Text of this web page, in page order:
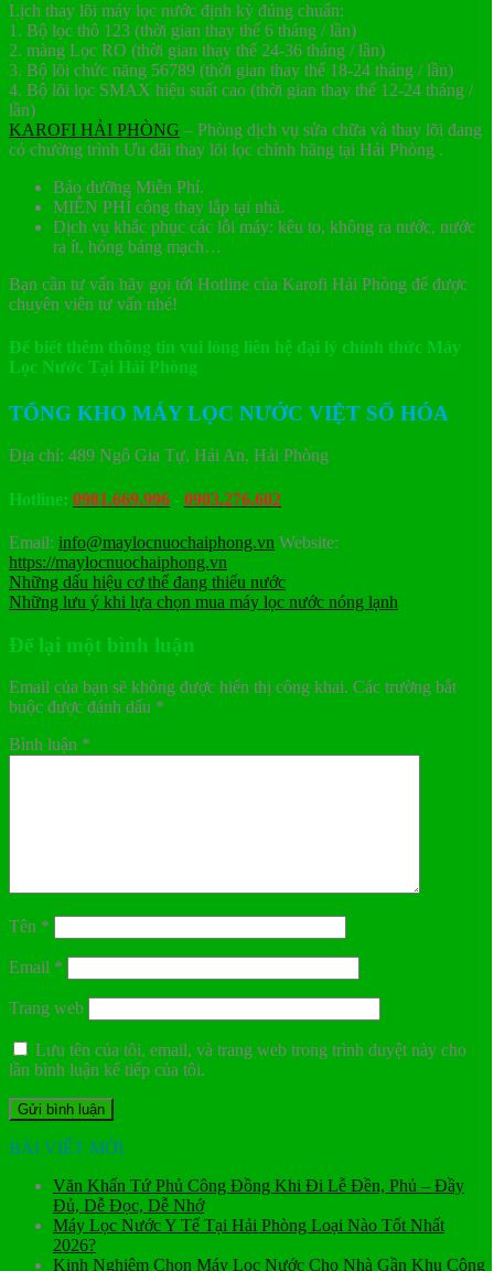
Lịch thay lõi máy lọc nước định kỳ đúng chuẩn:
1. Bộ lọc thô 123 (thời gian thay thế 6 tháng / lần)
2. màng Lọc RO (thời gian thay thế 24-36 tháng / lần)
3. Bộ lõi chức năng 56789 (thời gian thay thế 18-24 tháng / lần)
4. Bộ lõi lọc SMAX hiệu suất cao (thời gian thay thế 12-24 tháng /
lần)
KAROFI HẢI PHÒNG – Phòng dịch vụ sửa chữa và thay lõi đang
có chường trình Ưu đãi thay lõi lọc chính hãng tại Hải Phòng .
Bảo dưỡng Miễn Phí.
MIỄN PHÍ công thay lắp tại nhà.
Dịch vụ khắc phục các lỗi máy: kêu to, không ra nước, nước
ra ít, hỏng bảng mạch…
Bạn cần tư vấn hãy gọi tới Hotline của Karofi Hải Phòng để được
chuyên viên tư vấn nhé!
Để biết thêm thông tin vui lòng liên hệ đại lý chính thức Máy
Lọc Nước Tại Hải Phòng
TỔNG KHO MÁY LỌC NƯỚC VIỆT SỐ HÓA
Địa chỉ: 489 Ngô Gia Tự, Hải An, Hải Phòng
Hotline: 0981.669.996 - 0903.276.602
Email: info@maylocnuochaiphong.vn Website:
https://maylocnuochaiphong.vn
Những dấu hiệu cơ thể đang thiếu nước
Những lưu ý khi lựa chọn mua máy lọc nước nóng lạnh
Để lại một bình luận
Email của bạn sẽ không được hiển thị công khai. Các trường bắt
buộc được đánh dấu *
Bình luận *
Tên *
Email *
Trang web
Lưu tên của tôi, email, và trang web trong trình duyệt này cho
lần bình luận kế tiếp của tôi.
BÀI VIẾT MỚI
Văn Khấn Tứ Phủ Công Đồng Khi Đi Lễ Đền, Phủ – Đầy
Đủ, Dễ Đọc, Dễ Nhớ
Máy Lọc Nước Y Tế Tại Hải Phòng Loại Nào Tốt Nhất
2026?
Kinh Nghiệm Chọn Máy Lọc Nước Cho Nhà Gần Khu Công